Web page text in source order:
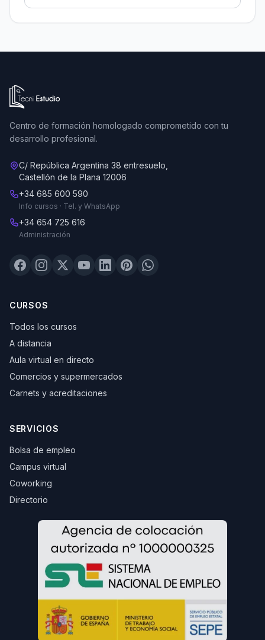
Ir a la página de inicio de Tecni Estudio
Centro de formación homologado comprometido con tu
desarrollo profesional.
C/ República Argentina 38 entresuelo,
Castellón de la Plana 12006
+34 685 600 590
Info cursos · Tel. y WhatsApp
+34 654 725 616
Administración
CURSOS
Todos los cursos
A distancia
Aula virtual en directo
Comercios y supermercados
Carnets y acreditaciones
SERVICIOS
Bolsa de empleo
Campus virtual
Coworking
Directorio